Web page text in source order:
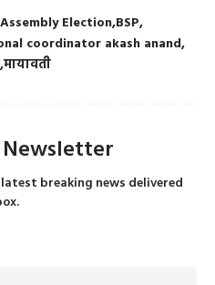
Assembly Election BSP
coordinator akash anand
मायावती
Newsletter
breaking news delivered